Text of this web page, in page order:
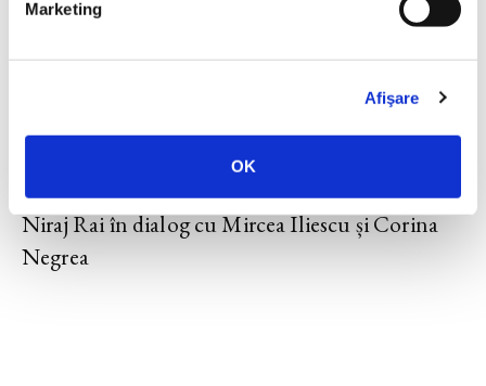
Marketing
Afişare
OK
15 IUNIE 2026, EDITURA HUMANITAS
Istoria societății umane, o perspectivă genetică.
Niraj Rai în dialog cu Mircea Iliescu și Corina
Negrea